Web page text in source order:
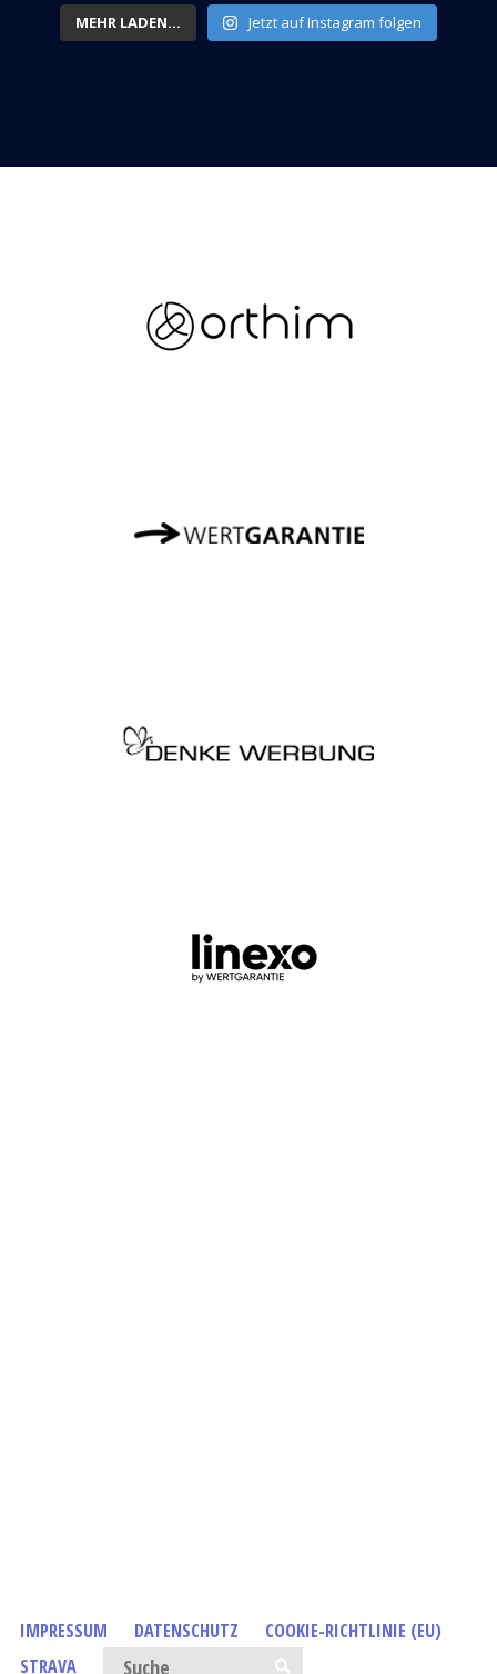
MEHR LADEN... Jetzt auf Instagram folgen
IMPRESSUM DATENSCHUTZ
COOKIE-RICHTLINIE (EU)
STRAVA
SUCHE